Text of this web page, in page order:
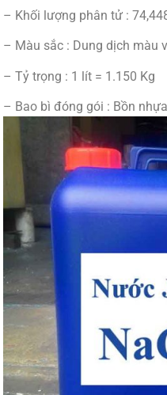
– Khối lượng phân tử :
– Màu sắc : Dung dịch màu
– Tỷ trọng : 1 lít = 1.150 Kg
– Bao bì đóng gói : Bồn